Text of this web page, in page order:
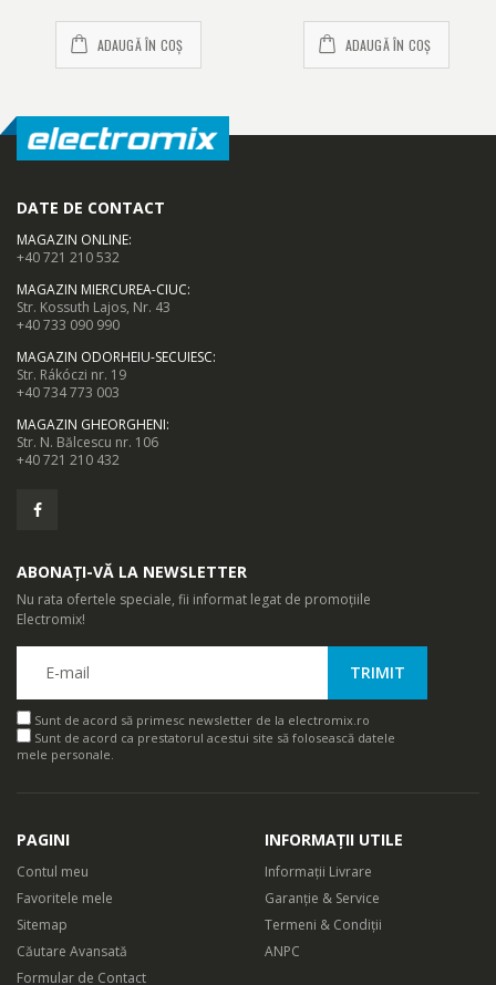
ADAUGĂ ÎN COȘ ADAUGĂ ÎN COȘ
DATE DE CONTACT
MAGAZIN ONLINE:
+40 721 210 532
MAGAZIN MIERCUREA-CIUC:
Str. Kossuth Lajos, Nr. 43
+40 733 090 990
MAGAZIN ODORHEIU-SECUIESC:
Str. Rákóczi nr. 19
+40 734 773 003
MAGAZIN GHEORGHENI:
Str. N. Bălcescu nr. 106
+40 721 210 432
ABONAȚI-VĂ LA NEWSLETTER
Nu rata ofertele speciale, fii informat legat de promoțiile
Electromix!
Sunt de acord să primesc newsletter de la electromix.ro
Sunt de acord ca prestatorul acestui site să folosească datele
mele personale.
PAGINI
Contul meu
Favoritele mele
Sitemap
Căutare Avansată
Formular de Contact
INFORMAȚII UTILE
Informații Livrare
Garanție & Service
Termeni & Condiții
ANPC